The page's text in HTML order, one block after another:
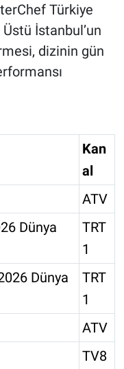
Türkiye
İstanbul’un
dizinin gün
Kan
al
ATV
Dünya
TRT
1
Dünya
TRT
1
ATV
TV8